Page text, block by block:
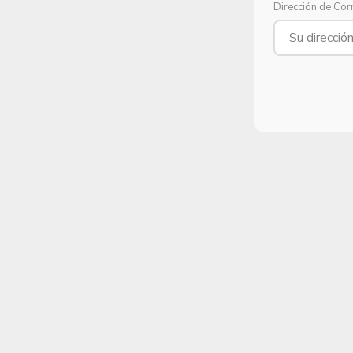
Dirección de